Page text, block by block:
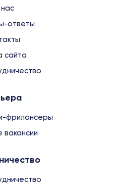
ответы
сайта
фрилансеры